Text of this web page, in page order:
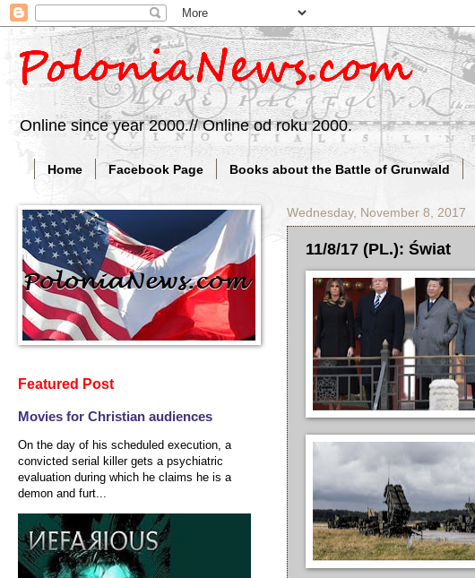
Online since year 2000.// Online od roku 2000.
Home Facebook Page Books about the Battle of Grunwald
Wednesday, November 8, 2017
11/8/17 (PL.): Świat
Featured Post
Movies for Christian audiences
On the day of his scheduled execution, a
convicted serial killer gets a psychiatric
evaluation during which he claims he is a
demon and furt...